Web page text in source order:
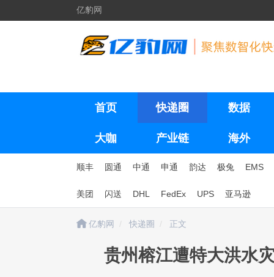
亿豹网
首页 快递圈 数据
大咖 产业链 海外
顺丰 圆通 中通 申通 韵达 极兔 EMS
美团 闪送 DHL FedEx UPS 亚马逊
亿豹网 快递圈 正文
贵州榕江遭特大洪水